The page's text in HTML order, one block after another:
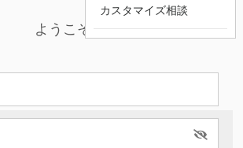
カスタマイズ相談
ようこそ !